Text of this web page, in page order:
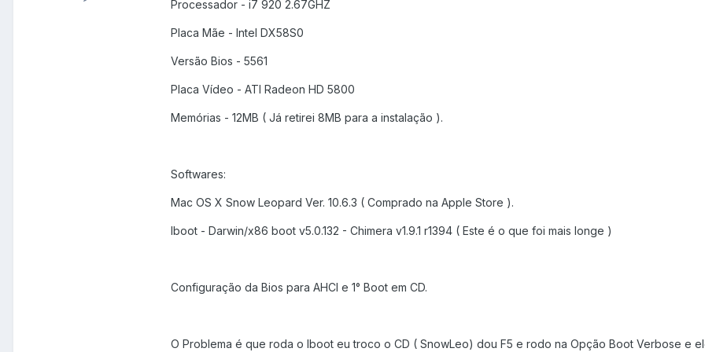
Processador - i7 920 2.67GHZ
Placa Mãe - Intel DX58S0
Versão Bios - 5561
Placa Vídeo - ATI Radeon HD 5800
Memórias - 12MB ( Já retirei 8MB para a instalação ).
Softwares:
Mac OS X Snow Leopard Ver. 10.6.3 ( Comprado na Apple Store ).
Iboot - Darwin/x86 boot v5.0.132 - Chimera v1.9.1 r1394 ( Este é o que foi mais longe )
Configuração da Bios para AHCI e 1° Boot em CD.
O Problema é que roda o Iboot eu troco o CD ( SnowLeo) dou F5 e rodo na Opção Boot Verbose e